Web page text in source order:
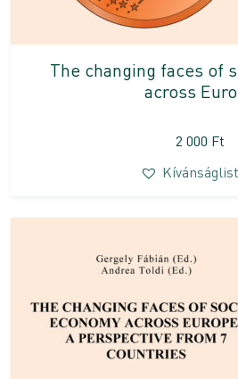
The changing faces of
across
2 000 Ft